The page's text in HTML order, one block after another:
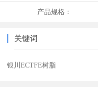
产品规格：
关键词
银川ECTFE树脂